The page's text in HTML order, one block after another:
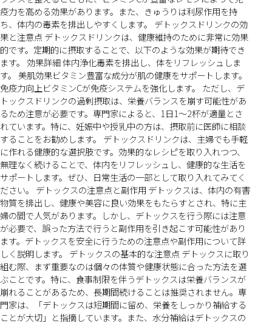
疫力を高める効果があります。また、きゅうりは利尿作用を持
ち、体内の毒素を排出しやすくします。 デトックスドリンクの効
果と注意点 デトックスドリンクは、健康維持のために非常に効果
的です。定期的に摂取することで、以下のような効果が期待でき
ます。 効果詳細 体内浄化毒素を排出し、体をリフレッシュしま
す。 美肌効果ビタミン豊富な成分が肌の健康をサポートします。
免疫力向上ビタミンCが免疫システムを強化します。 ただし、デ
トックスドリンクの過剰摂取は、栄養バランスを崩す可能性があ
るため注意が必要です。専門家によると、1日1〜2杯が適量とさ
れています。特に、妊娠中や授乳中の方は、摂取前に医師に相談
することをお勧めします。 デトックスドリンクは、主婦でも手軽
に作れる健康的な選択肢です。効果的なレシピを取り入れつつ、
無理なく続けることで、体内をリフレッシュし、健康的な生活を
サポートします。ぜひ、日常生活の一部として取り入れてみてく
ださい。 デトックスの注意点と副作用 デトックスは、体内の有害
物質を排出し、健康や美容に良い効果をもたらすとされ、特に主
婦の間で人気があります。しかし、デトックスを行う際には注意
が必要で、誤った方法で行うと副作用を引き起こす可能性があり
ます。デトックスを安全に行うための注意点や副作用について詳
しく説明します。 デトックスの基本的な注意点 デトックスに取り
組む際、まず重要なのは個々の体質や健康状態に合った方法を選
ぶことです。特に、食事制限を伴うデトックスは栄養バランスが
崩れることがあるため、長期間続けることは推奨されません。専
門家は、「デトックスは短期間に留め、栄養をしっかり補給する
ことが大切」と指摘しています。また、水分補給はデトックスの